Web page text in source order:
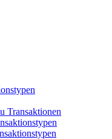
Transaktionen